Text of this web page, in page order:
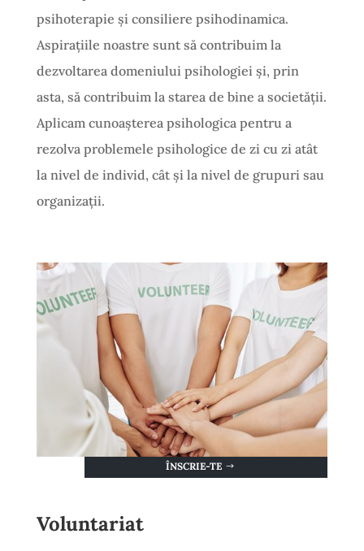
psihoterapie și consiliere psihodinamica.
Aspirațiile noastre sunt să contribuim la
dezvoltarea domeniului psihologiei și, prin
asta, să contribuim la starea de bine a societății.
Aplicam cunoașterea psihologica pentru a
rezolva problemele psihologice de zi cu zi atât
la nivel de individ, cât și la nivel de grupuri sau
organizații.
ÎNSCRIE-TE
Voluntariat